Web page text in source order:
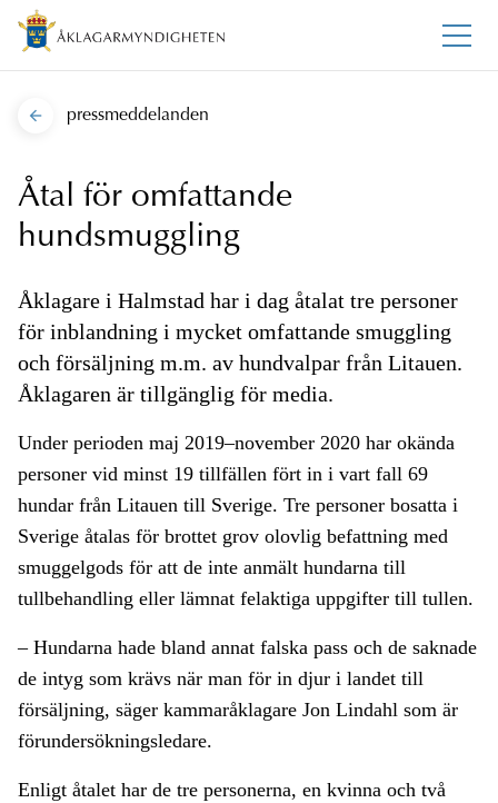
pressmeddelanden
Åtal för omfattande
hundsmuggling
Åklagare i Halmstad har i dag åtalat tre personer
för inblandning i mycket omfattande smuggling
och försäljning m.m. av hundvalpar från Litauen.
Åklagaren är tillgänglig för media.
Under perioden maj 2019–november 2020 har okända
personer vid minst 19 tillfällen fört in i vart fall 69
hundar från Litauen till Sverige. Tre personer bosatta i
Sverige åtalas för brottet grov olovlig befattning med
smuggelgods för att de inte anmält hundarna till
tullbehandling eller lämnat felaktiga uppgifter till tullen.
– Hundarna hade bland annat falska pass och de saknade
de intyg som krävs när man för in djur i landet till
försäljning, säger kammaråklagare Jon Lindahl som är
förundersökningsledare.
Enligt åtalet har de tre personerna, en kvinna och två